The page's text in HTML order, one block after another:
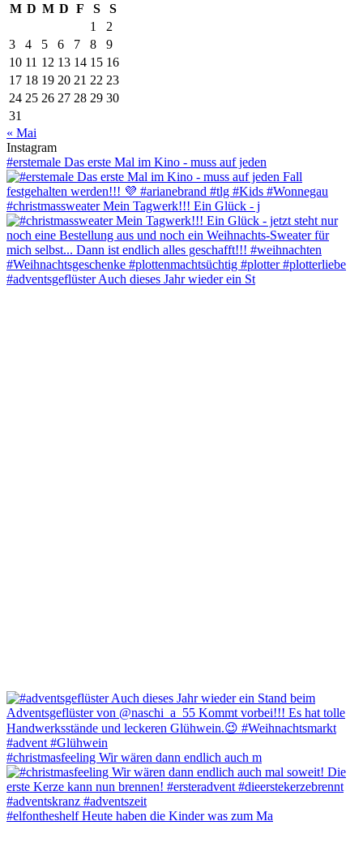
M D M D F S
S
1
2
3
4 5 6 7 8
9
10 11 12 13 14 15 16
17 18 19 20 21 22 23
24 25 26 27 28 29 30
31
« Mai
Instagram
#erstemale Das erste Mal im Kino - muss auf jeden
#christmassweater Mein Tagwerk!!! Ein Glück - j
#adventsgeflüster Auch dieses Jahr wieder ein St
#christmasfeeling Wir wären dann endlich auch m
#elfontheshelf Heute haben die Kinder was zum Ma